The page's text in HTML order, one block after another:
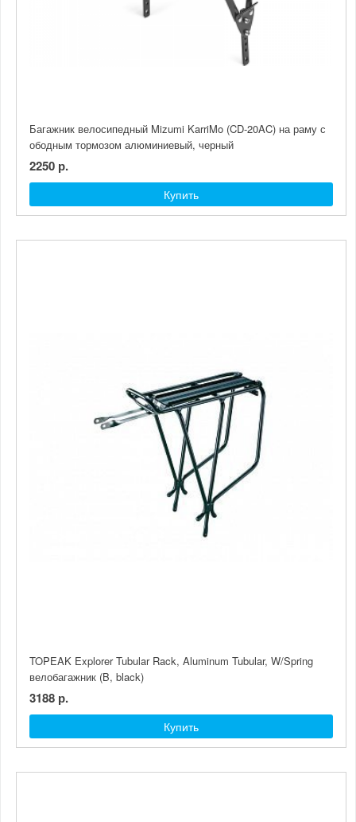
Багажник велосипедный Mizumi KarriMo (CD-20AC) на раму с
ободным тормозом алюминиевый, черный
2250 р.
Купить
TOPEAK Explorer Tubular Rack, Aluminum Tubular, W/Spring
велобагажник (B, black)
3188 р.
Купить